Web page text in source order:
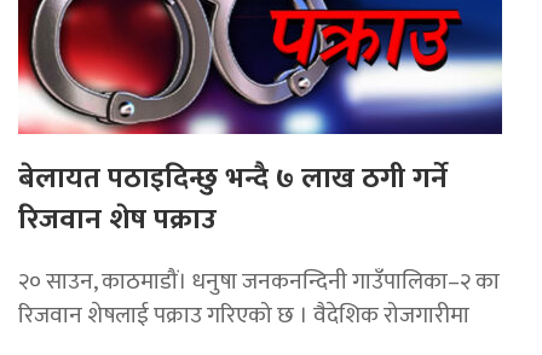
बेलायत पठाइदिन्छु भन्दै ७ लाख ठगी गर्ने
रिजवान शेष पक्राउ
२० साउन, काठमाडौं। धनुषा जनकनन्दिनी गाउँपालिका–२ का
रिजवान शेषलाई पक्राउ गरिएको छ । वैदेशिक रोजगारीमा